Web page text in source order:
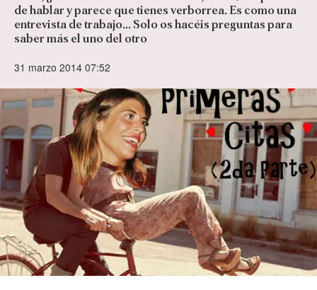
de hablar y parece que tienes verborrea. Es como una
entrevista de trabajo… Solo os hacéis preguntas para
saber más el uno del otro
31 marzo 2014 07:52